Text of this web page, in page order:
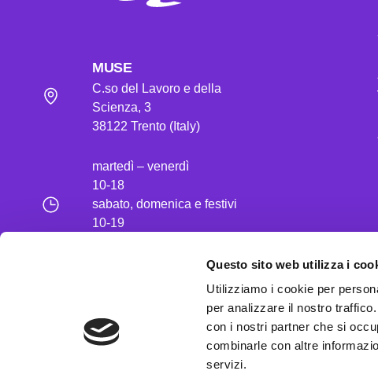
Questo sito web utilizza i
Utilizziamo i cookie per
per analizzare il nostro
con i nostri partner che si
combinarle con altre
servizi.
MUSE
C.so del Lavoro e della
Scienza, 3
38122 Trento (Italy)
martedì – venerdì
10-18
sabato, domenica e festivi
10-19
PEC
museodellescienze@pec.it